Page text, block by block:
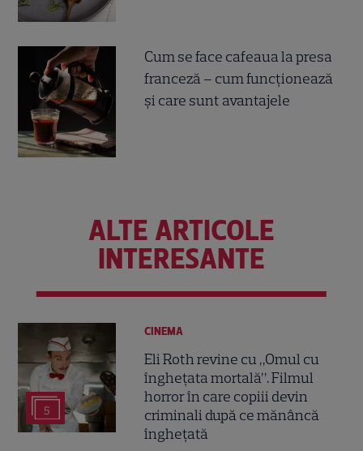
Cum se face cafeaua la presa
franceză – cum funcționează
și care sunt avantajele
ALTE ARTICOLE
INTERESANTE
5
CINEMA
Eli Roth revine cu „Omul cu
înghețata mortală”. Filmul
horror în care copiii devin
criminali după ce mănâncă
înghețată